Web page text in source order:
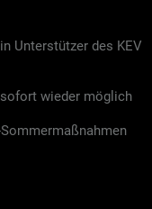
Unterstützer des KEV
wieder möglich